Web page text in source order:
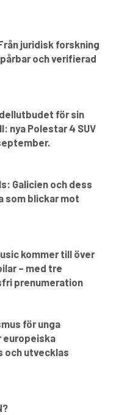
juridisk forskning
och verifierad
för sin
nya Polestar 4 SUV
Galicien och dess
som blickar mot
kommer till över
– med tre
prenumeration
för unga
europeiska
och utvecklas